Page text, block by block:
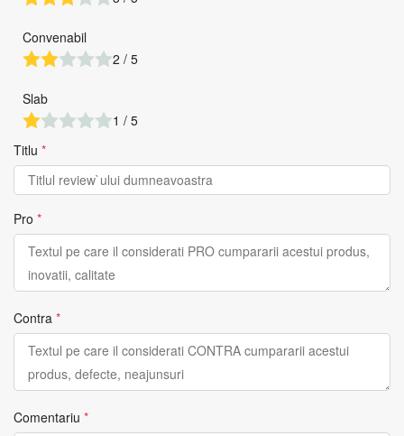
Convenabil
2 / 5
Slab
1 / 5
Titlu *
Pro *
Contra *
Comentariu *